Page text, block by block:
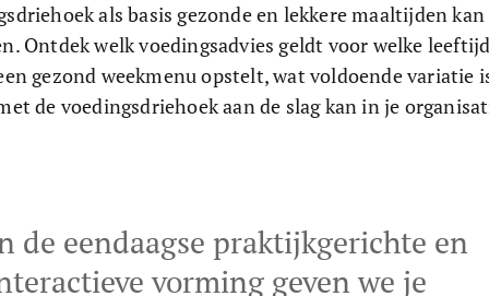
als basis gezonde en lekkere maaltijden kan
Ontdek welk voedingsadvies geldt voor welke
gezond weekmenu opstelt, wat voldoende variatie
de voedingsdriehoek aan de slag kan in je
de eendaagse praktijkgerichte en
vorming geven we je